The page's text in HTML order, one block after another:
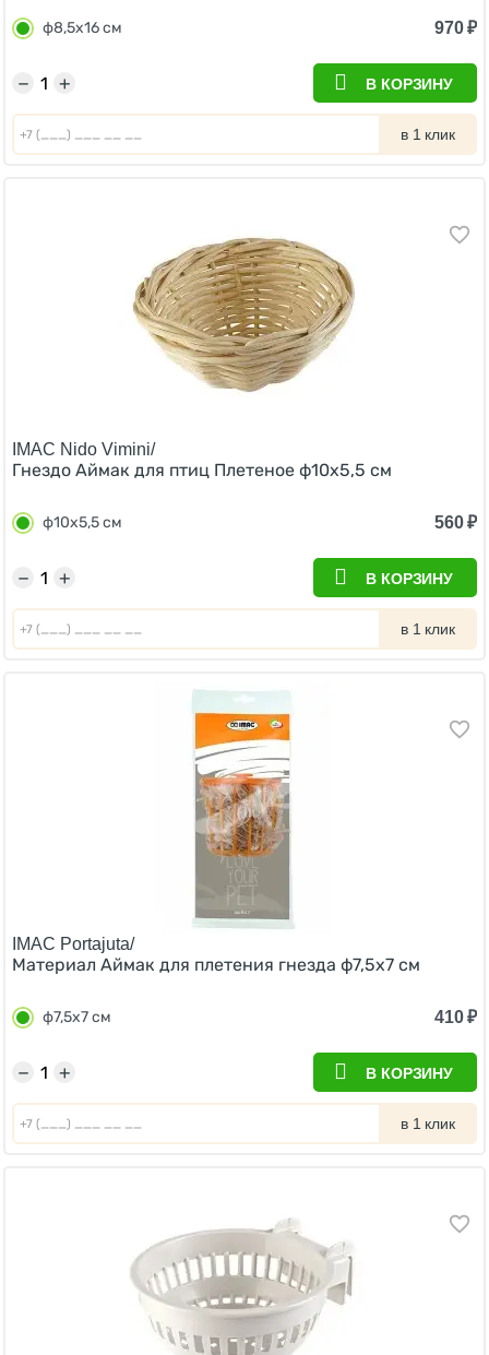
ф8,5х16 см 970₽
+
− В КОРЗИНУ
в 1 клик
IMAC Nido Vimini/
Гнездо Аймак для птиц Плетеное ф10х5,5 см
ф10х5,5 см 560₽
+
− В КОРЗИНУ
в 1 клик
IMAC Portajuta/
Материал Аймак для плетения гнезда ф7,5х7 см
ф7,5х7 см 410₽
+
− В КОРЗИНУ
в 1 клик